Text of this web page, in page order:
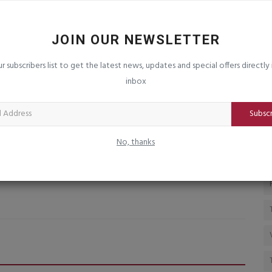
JOIN OUR NEWSLETTER
subscribers list to get the latest news, updates and special offers directly
inbox
No, thanks
રહો વૈભવ સૂર્યવંશી તેની વિસ્ફોટક બેટિંગને કારણે
saurashtrabhoomi Dec 9, 2025 0
ભારતીય સ્પોટ્સ ખેલાડી તરીકે વિરાટ કોહલીથી લઈને રોહિત શર્મા સુધી